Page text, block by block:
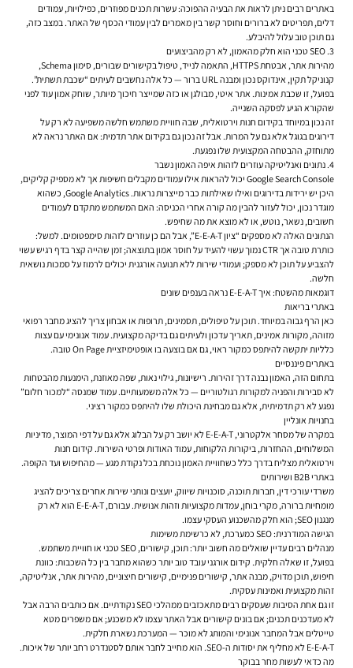
באתרים רבים ניתן לראות את הבעיה ההפוכה: עשרות תכנים מפוזרים, כפילויות, עמודים
דלים, תפריטים לא ברורים וחוסר קשר בין מאמרים לבין עמודי הכסף של האתר. במצב כזה,
גם תוכן טוב עלול להיבלע.
3. SEO טכני הוא חלק מהאמון, לא רק מהביצועים
מהירות אתר, אבטחת HTTPS, התאמה לנייד, טיפול בקישורים שבורים, סימון Schema,
קנוניקל תקין, אינדוקס נכון ומבנה URL ברור — כל אלה נחשבים לעיתים “שכבת תשתית”.
בפועל, זו שכבת אמינות. אתר איטי, מבולגן או כזה שמייצר חיכוך מיותר, שוחק אמון עוד לפני
שהקורא הגיע לפסקה השנייה.
זה נכון במיוחד בקידום חנות וירטואלית, שבה חוויית משתמש חלשה משפיעה לא רק על
דירוגים בגוגל אלא גם על המרות. אבל זה נכון גם בקידום אתר תדמית: אם האתר נראה לא
מתוחזק, ההבטחה המקצועית שלו נפגעת.
4. נתונים ואנליטיקה עוזרים לזהות איפה האמון נשבר
Google Search Console יכול להראות אילו עמודים מקבלים חשיפות אך לא מספיק קליקים,
היכן יש ירידות בדירוגים ואילו שאילתות כבר מייצרות נראות. Google Analytics, כשהוא
מוגדר נכון, יכול לעזור להבין מה קורה אחרי הכניסה: האם המשתמש מתקדם לעמודים
חשובים, נשאר, נוטש, או לא מוצא את מה שחיפש.
הנתונים האלה לא מספקים “ציון E-E-A-T”, אבל הם כן עוזרים לזהות סימפטומים. למשל:
כותרת טובה אך CTR נמוך עשוי להעיד על חוסר אמון בתוצאה; זמן שהייה קצר בדף רגיש עשוי
להצביע על תוכן לא מספק; ועמודי שירות ללא תנועה אורגנית יכולים לרמוז על סמכות נושאית
חלשה.
דוגמאות מהשטח: איך E-E-A-T נראה בענפים שונים
באתרי בריאות
כאן הרף גבוה במיוחד. תוכן על טיפולים, תסמינים, תרופות או אבחון צריך להציג מחבר רפואי
מזוהה, מקורות אמינים, תאריך עדכון ולעיתים גם בדיקה מקצועית. עמוד אנונימי עם עצות
כלליות יתקשה להיתפס כמקור ראוי, גם אם בוצעה בו אופטימיזציית On Page טובה.
באתרים פיננסיים
בתחום הזה, האמון נבנה דרך זהירות. רישיונות, גילוי נאות, שפה מאוזנת, הימנעות מהבטחות
לא סבירות והפניה למקורות רגולטוריים — כל אלה משמעותיים. עמוד שמנסה “למכור חלום”
נפגע לא רק תדמיתית, אלא גם מבחינת היכולת שלו להיתפס כמקור רציני.
בחנויות אונליין
במקרה של מסחר אלקטרוני, E-E-A-T לא יושב רק על הבלוג אלא גם על דפי המוצר, מדיניות
המשלוחים, ההחזרות, ביקורות הלקוחות, עמוד האודות ופרטי השירות. קידום חנות
וירטואלית מצליח בדרך כלל כשחוויית האמון נוכחת בכל נקודת מגע — מהחיפוש ועד הקופה.
באתרי B2B ושירותים
משרדי עורכי דין, חברות תוכנה, סוכנויות שיווק, יועצים ונותני שירות אחרים צריכים להציג
מומחיות ברורה, מקרי בוחן, עמדות מקצועיות וזהות אנושית. עבורם, E-E-A-T הוא לא רק
מנגנון SEO; הוא חלק מהשכנוע העסקי עצמו.
הגישה המודרנית: SEO כמערכת, לא כרשימת משימות
מנהלים רבים עדיין שואלים מה חשוב יותר: תוכן, קישורים, SEO טכני או חוויית משתמש.
בפועל, זו שאלה חלקית. קידום אורגני עובד טוב יותר כשהוא מחבר בין כל השכבות: כוונת
חיפוש, תוכן מדויק, מבנה אתר, קישורים פנימיים, קישורים חיצוניים, מהירות אתר, אנליטיקה,
זהות מקצועית ואמינות עסקית.
זו גם אחת הסיבות שעסקים רבים מתאכזבים ממהלכי SEO נקודתיים. אם כותבים הרבה אבל
לא מעדכנים תכנים; אם בונים קישורים אבל האתר עצמו לא משכנע; אם משפרים מטא
טייטלים אבל המחבר אנונימי והמותג לא מוכר — המערכת נשארת חלקית.
E-E-A-T לא מחליף את יסודות ה-SEO. הוא מחייב לחבר אותם לסטנדרט רחב יותר של איכות.
מה כדאי לעשות מחר בבוקר